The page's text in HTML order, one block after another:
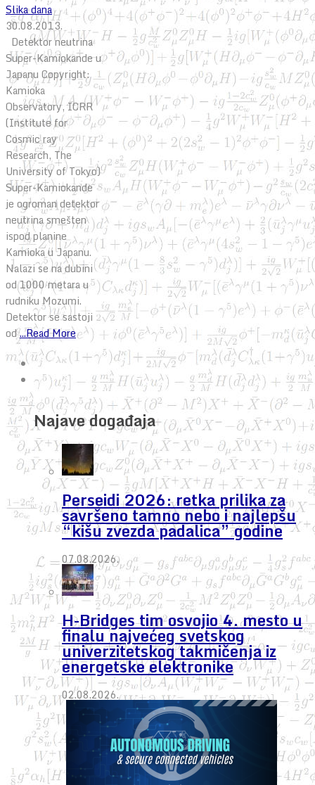
Slika dana
30.08.2013.
Detektor neutrina
Super-Kamiokande u
Japanu Copyright:
Kamioka
Observatory, ICRR
(Institute for
Cosmic ray
Research, The
University of Tokyo)
Super-Kamiokande
je ogroman detektor
neutrina smešten
ispod planine
Kamioka u Japanu.
Nalazi se na dubini
od 1000 metara u
rudniku Mozumi.
Detektor se sastoji
od...Read More
Najave događaja
Perseidi 2026: retka prilika za
savršeno tamno nebo i najlepšu
“kišu zvezda padalica” godine
07.08.2026.
H-Bridges tim osvojio 4. mesto u
finalu najvećeg svetskog
univerzitetskog takmičenja iz
energetske elektronike
02.08.2026.